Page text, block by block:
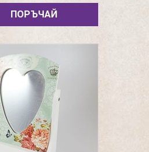
ПОРЪЧАЙ